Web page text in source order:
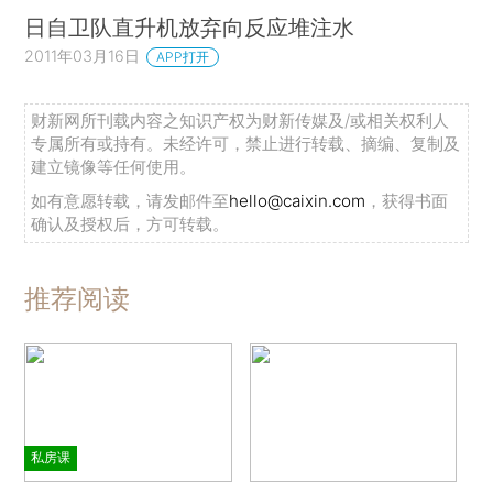
日自卫队直升机放弃向反应堆注水
2011年03月16日 APP打开
财新网所刊载内容之知识产权为财新传媒及/或相关权利人
专属所有或持有。未经许可，禁止进行转载、摘编、复制及
建立镜像等任何使用。
如有意愿转载，请发邮件至hello@caixin.com ，获得书面
确认及授权后，方可转载。
推荐阅读
私房课